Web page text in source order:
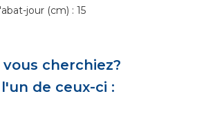
jour (cm) : 15
vous cherchiez?
de ceux-ci :